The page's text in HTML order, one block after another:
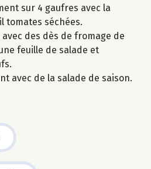
sur 4 gaufres avec la
tomates séchées.
des dès de fromage de
feuille de salade et
avec de la salade de saison.